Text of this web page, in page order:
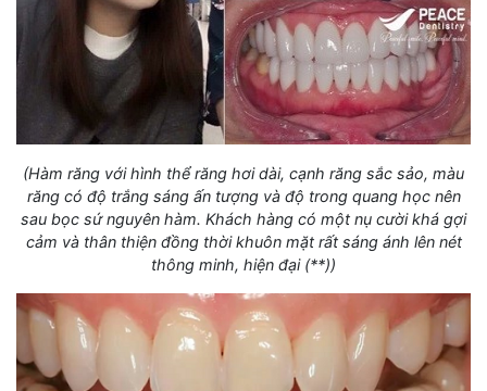
(Hàm răng với hình thể răng hơi dài, cạnh răng sắc sảo, màu
răng có độ trắng sáng ấn tượng và độ trong quang học nên
sau bọc sứ nguyên hàm. Khách hàng có một nụ cười khá gợi
cảm và thân thiện đồng thời khuôn mặt rất sáng ánh lên nét
thông minh, hiện đại (**))